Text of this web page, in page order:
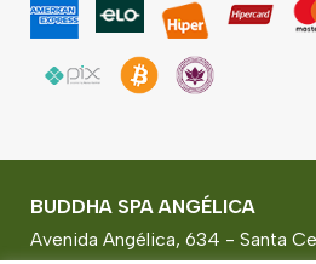
BUDDHA SPA ANGÉLICA
Avenida Angélica, 634 - Santa